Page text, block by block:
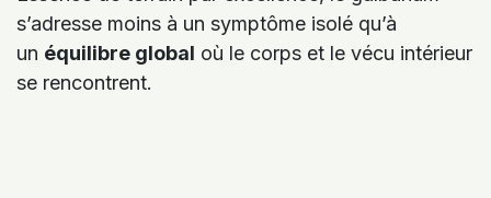
s’adresse moins à un symptôme isolé qu’à
un équilibre global où le corps et le vécu intérieur
se rencontrent.